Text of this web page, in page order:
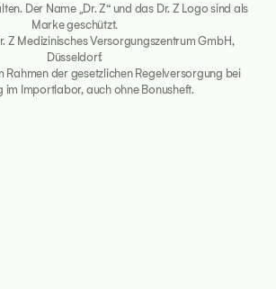
Der Name „Dr. Z“ und das Dr. Z Logo sind als
Marke geschützt.
Z Medizinisches Versorgungszentrum GmbH,
Düsseldorf.
Rahmen der gesetzlichen Regelversorgung bei
im Importlabor, auch ohne Bonusheft.